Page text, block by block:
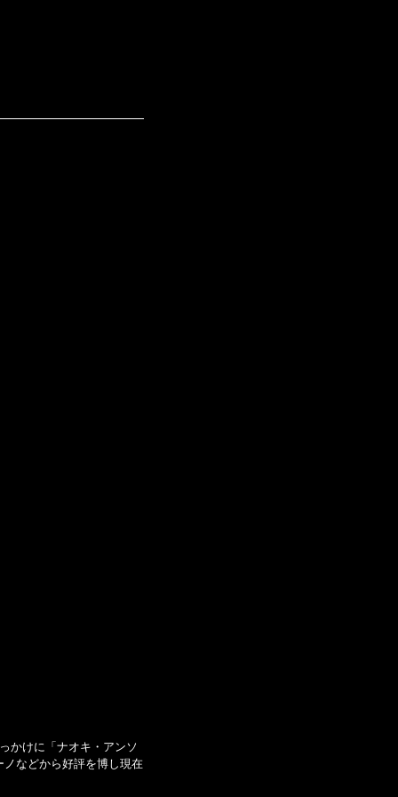
かけに「ナオキ・アンソ
などから好評を博し現在